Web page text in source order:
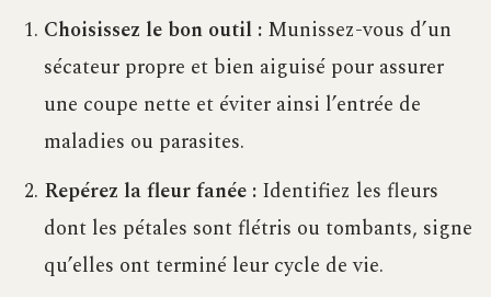
Choisissez le bon outil : Munissez-vous d’un
sécateur propre et bien aiguisé pour assurer
une coupe nette et éviter ainsi l’entrée de
maladies ou parasites.
Repérez la fleur fanée : Identifiez les fleurs
dont les pétales sont flétris ou tombants, signe
qu’elles ont terminé leur cycle de vie.